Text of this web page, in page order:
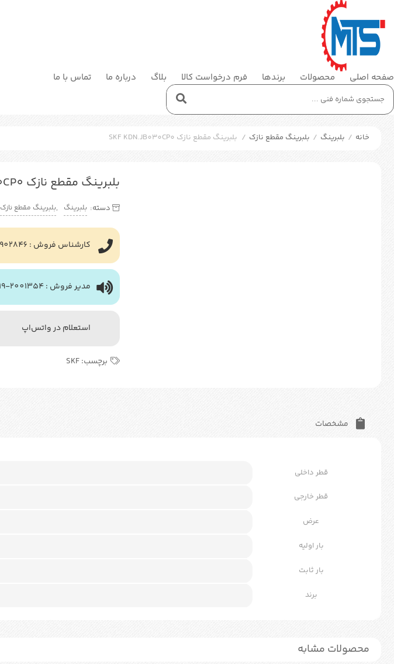
صفحه اصلی محصولات برندها فرم درخواست کالا بلاگ درباره ما تماس با ما
خانه / بلبرینگ / بلبرینگ مقطع نازک / بلبرینگ مقطع نازک SKF KDN.JB030CP0
بلبرینگ مقطع نازک SKF KDN.JB030CP0
دسته: بلبرینگ ,بلبرینگ مقطع نازک
کارشناس فروش : 33902846-021
مدیر فروش : 2001354-0919
استعلام در واتس‌اپ
برچسب:SKF
مشخصات
قطر داخلی
قطر خارجی
عرض
بار اولیه
بار ثابت
برند
محصولات مشابه